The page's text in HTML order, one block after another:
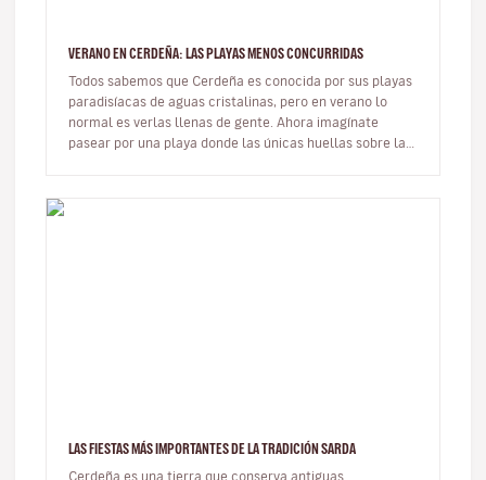
VERANO EN CERDEÑA: LAS PLAYAS MENOS CONCURRIDAS
Todos sabemos que Cerdeña es conocida por sus playas
paradisíacas de aguas cristalinas, pero en verano lo
normal es verlas llenas de gente. Ahora imagínate
pasear por una playa donde las únicas huellas sobre la
LAS FIESTAS MÁS IMPORTANTES DE LA TRADICIÓN SARDA
Cerdeña es una tierra que conserva antiguas